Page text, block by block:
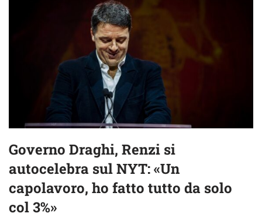
Governo Draghi, Renzi si
autocelebra sul NYT: «Un
capolavoro, ho fatto tutto da solo
col 3%»